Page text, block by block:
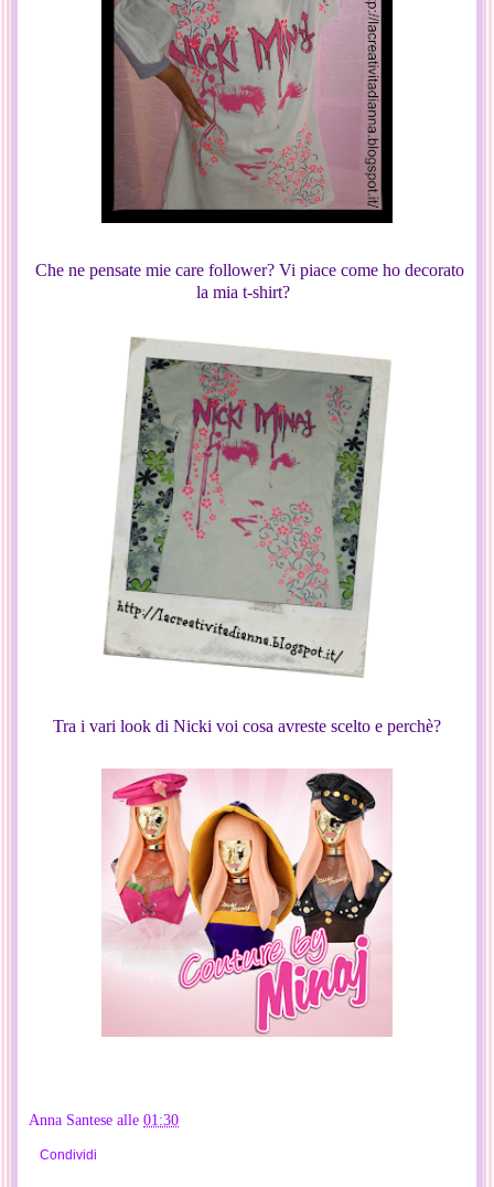
Che ne pensate mie care follower? Vi piace come ho decorato
la mia t-shirt?
Tra i vari look di Nicki voi cosa avreste scelto e perchè?
Anna Santese alle 01:30
Condividi